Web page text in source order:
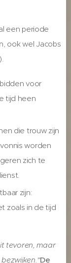
een periode
ook wel Jacobs
).
voor
tijd heen
die trouw zijn
worden
zich te
zijn:
zoals in de tijd
tevoren, maar
De